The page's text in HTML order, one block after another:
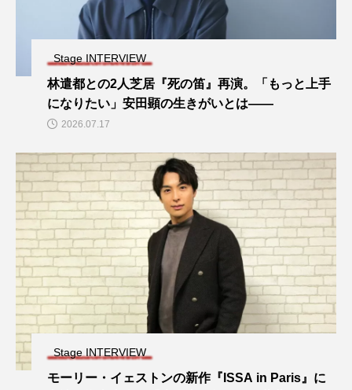
Stage INTERVIEW
林遣都との2人芝居『死の笛』再演。「もっと上手
になりたい」安田顕の生きがいとは――
2026.07.17
Stage INTERVIEW
モーリー・イェストンの新作『ISSA in Paris』に